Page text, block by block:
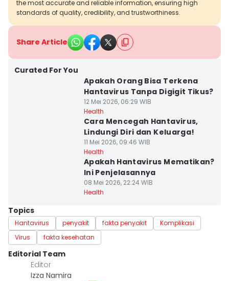
the most accurate and reliable information, ensuring high
standards of quality, credibility, and trustworthiness.
Share Article
Curated For You
Apakah Orang Bisa Terkena
Hantavirus Tanpa Digigit Tikus?
12 Mei 2026, 06:29 WIB
Health
Cara Mencegah Hantavirus,
Lindungi Diri dan Keluarga!
11 Mei 2026, 09:46 WIB
Health
Apakah Hantavirus Mematikan?
Ini Penjelasannya
08 Mei 2026, 22:24 WIB
Health
Topics
Hantavirus penyakit fakta penyakit
Komplikasi
Virus
fakta kesehatan
Editorial Team
Editor
Izza Namira